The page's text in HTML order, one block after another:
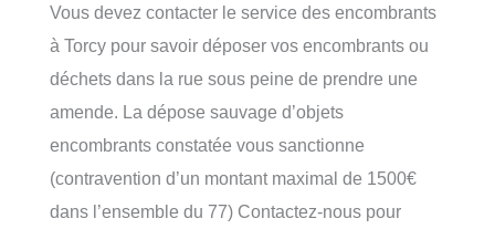
Vous devez contacter le service des encombrants
à Torcy pour savoir déposer vos encombrants ou
déchets dans la rue sous peine de prendre une
amende. La dépose sauvage d’objets
encombrants constatée vous sanctionne
(contravention d’un montant maximal de 1500€
dans l’ensemble du 77) Contactez-nous pour